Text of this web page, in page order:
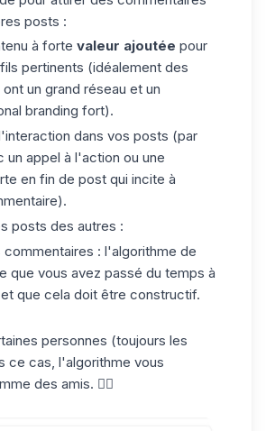
posts :
à forte valeur ajoutée pour
pertinents (idéalement des
un grand réseau et un
branding fort).
dans vos posts (par
un appel à l'action ou une
en fin de post qui incite à
posts des autres :
: l'algorithme de
que vous avez passé du temps à
que cela doit être constructif.
personnes (toujours les
ce cas, l'algorithme vous
des amis. 👯‍♂️